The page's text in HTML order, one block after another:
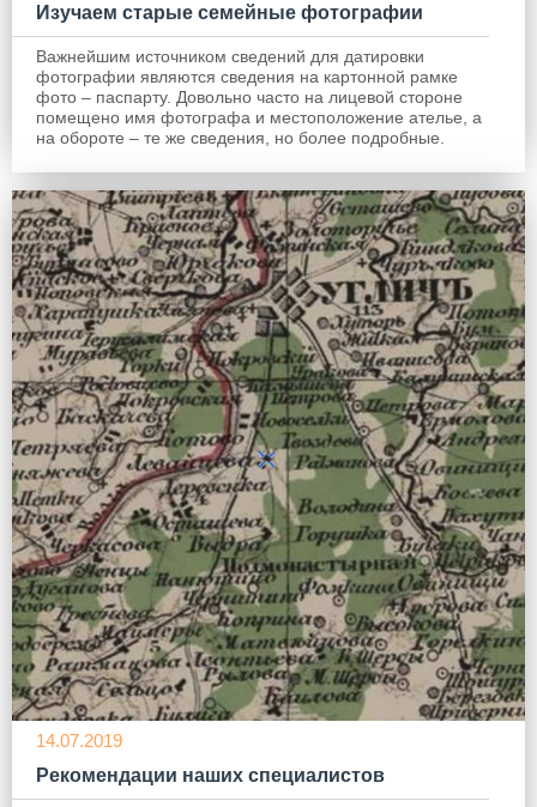
Изучаем старые семейные фотографии
Важнейшим источником сведений для датировки
фотографии являются сведения на картонной рамке
фото – паспарту. Довольно часто на лицевой стороне
помещено имя фотографа и местоположение ателье, а
на обороте – те же сведения, но более подробные.
14.07.2019
Рекомендации наших специалистов